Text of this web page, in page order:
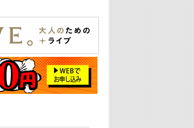
人のための名曲セレクション ～バン
編～【歌詞入り】
推したい! エムオン!おすすめミュー
クビデオ特集＜#28＞